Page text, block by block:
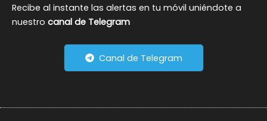
Recibe al instante las alertas en tu móvil uniéndote a
nuestro canal de Telegram
Canal de Telegram